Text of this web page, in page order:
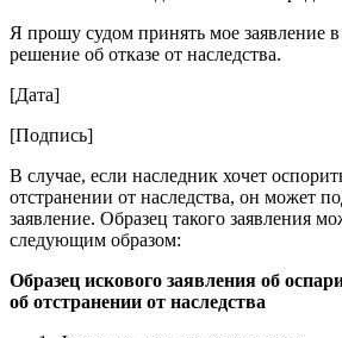
Я прошу судом принять мое заявление
решение об отказе от наследства.
[Дата]
[Подпись]
В случае, если наследник хочет
отстранении от наследства, он может
заявление. Образец такого заявления
следующим образом:
Образец искового заявления об
об отстранении от наследства